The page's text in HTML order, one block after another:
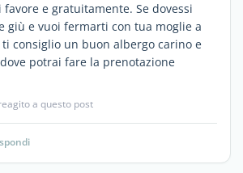
e gratuitamente. Se dovessi
giù e vuoi fermarti con tua moglie a
consiglio un buon albergo carino e
potrai fare la prenotazione
a questo post